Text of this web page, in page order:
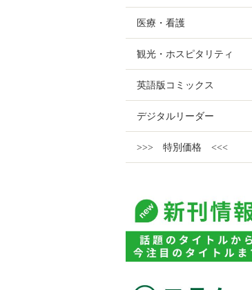
医療・看護
観光・ホスピタリティ
英語版コミックス
デジタルリーダー
>>> 特別価格 <<<